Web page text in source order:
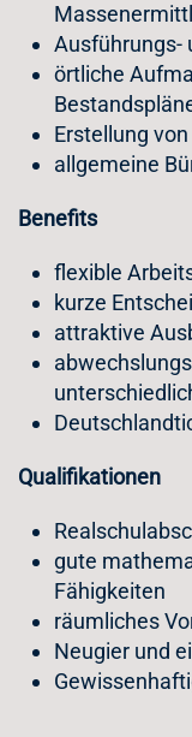
Ausführungs-
örtliche
Erstellung
allgemeine
Benefits
flexible
kurze
attraktive
Qualifikationen
gute
Fähigkeiten
räumliches
Neugier und